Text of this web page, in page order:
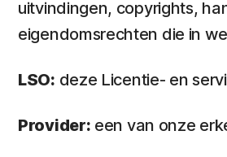
uitvindingen, copyrights,
eigendomsrechten die in
LSO: deze Licentie- en
Provider: een van onze